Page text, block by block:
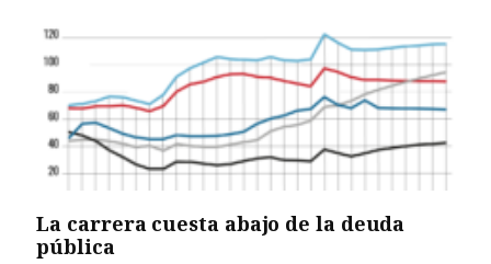
La carrera cuesta abajo de la deuda
pública